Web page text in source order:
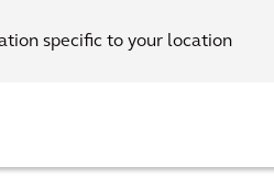
specific to your location